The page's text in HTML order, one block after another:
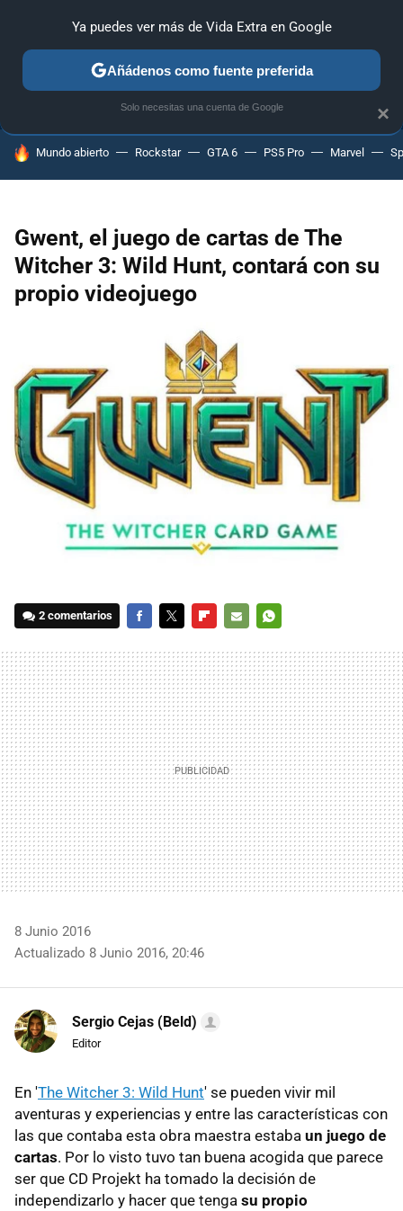
ANÁLISIS GUÍAS Y TRUCOS PC SONY NINTENDO
HOY SE HABLA DE
Mundo abierto Rockstar GTA 6 PS5 Pro Marvel
Gwent, el juego de cartas de The
Witcher 3: Wild Hunt, contará con su
propio videojuego
2 comentarios
MAIL
8 Junio 2016
Actualizado 8 Junio 2016, 20:46
Sergio Cejas (Beld)
Editor
En 'The Witcher 3: Wild Hunt' se pueden vivir mil
aventuras y experiencias y entre las características con
las que contaba esta obra maestra estaba un juego de
cartas. Por lo visto tuvo tan buena acogida que parece
ser que CD Projekt ha tomado la decisión de
independizarlo y hacer que tenga su propio
×
Ya puedes ver más de Vida Extra en Google
Añádenos como fuente preferida
Solo necesitas una cuenta de Google